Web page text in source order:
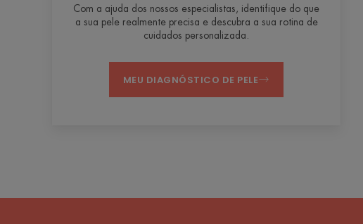
Com a ajuda dos nossos especialistas, identifique do que
a sua pele realmente precisa e descubra a sua rotina de
cuidados personalizada.
MEU DIAGNÓSTICO DE PELE
Receba nossa newsletter
Estamos sempre aqui para sua pele! Todas as